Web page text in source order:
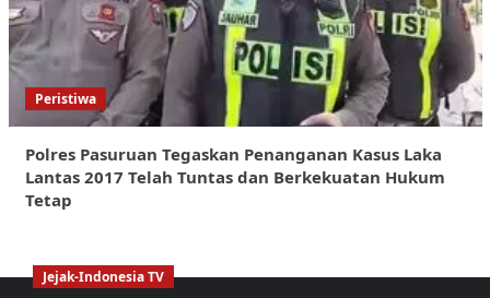
Peristiwa
Polres Pasuruan Tegaskan Penanganan Kasus Laka
Lantas 2017 Telah Tuntas dan Berkekuatan Hukum
Tetap
Jejak-Indonesia TV